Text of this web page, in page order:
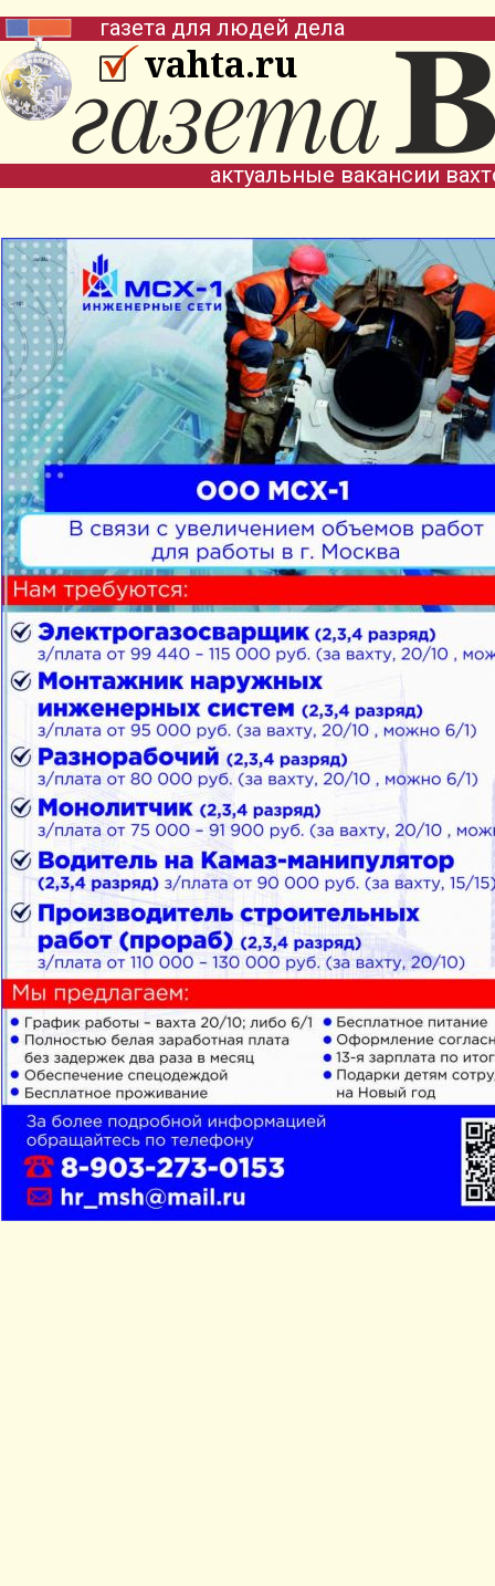
vahta.ru
газета для людей дела
актуальные вакансии